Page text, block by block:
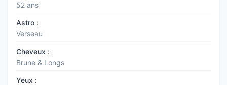
52 ans
Astro :
Verseau
Cheveux :
Brune & Longs
Yeux :